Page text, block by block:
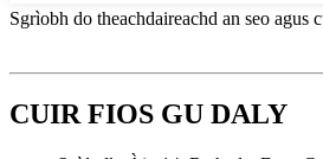
Sgrìobh do theachdaireachd an seo agus
CUIR FIOS GU DALY